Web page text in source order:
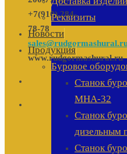
+7(910) 284-
78-78
www.rudgormashural.ru
Реквизиты
Новости
Продукция
Буровое
Станок
МНА-32
Станок
дизельным
Станок